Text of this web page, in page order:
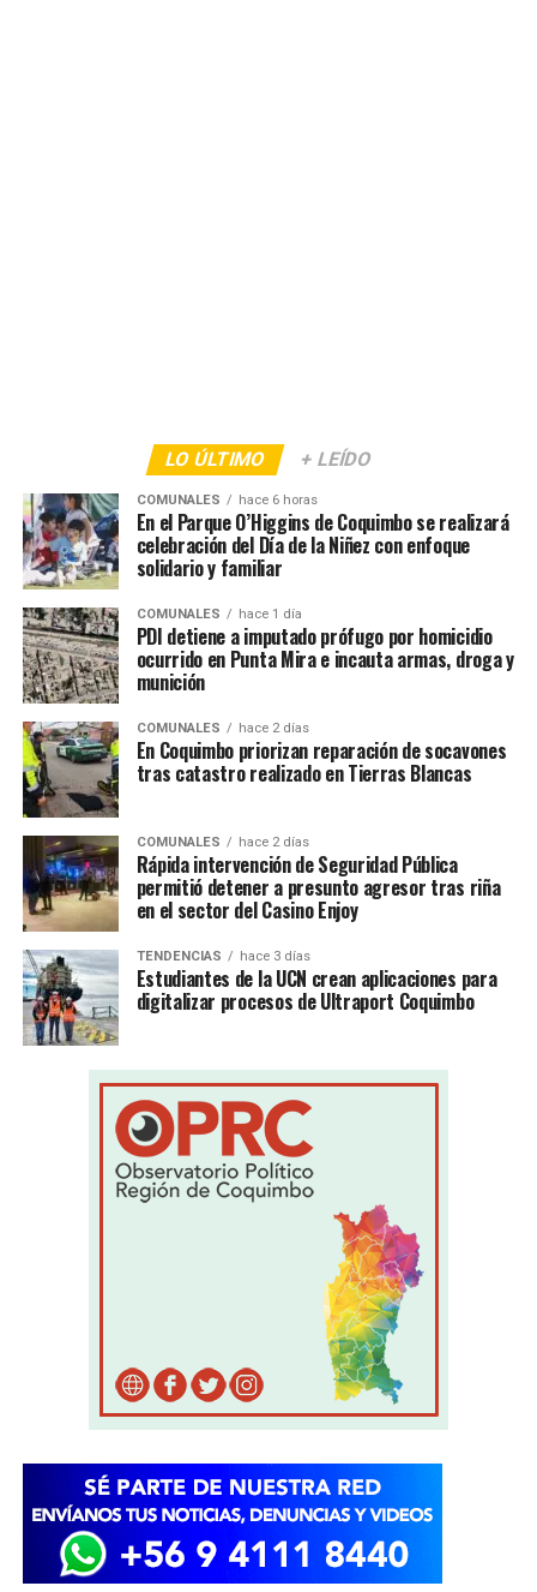
LO ÚLTIMO + LEÍDO
COMUNALES hace 6 horas
En el Parque O’Higgins de Coquimbo se realizará
celebración del Día de la Niñez con enfoque
solidario y familiar
COMUNALES hace 1 día
PDI detiene a imputado prófugo por homicidio
ocurrido en Punta Mira e incauta armas, droga y
munición
COMUNALES hace 2 días
En Coquimbo priorizan reparación de socavones
tras catastro realizado en Tierras Blancas
COMUNALES hace 2 días
Rápida intervención de Seguridad Pública
permitió detener a presunto agresor tras riña
en el sector del Casino Enjoy
TENDENCIAS hace 3 días
Estudiantes de la UCN crean aplicaciones para
digitalizar procesos de Ultraport Coquimbo